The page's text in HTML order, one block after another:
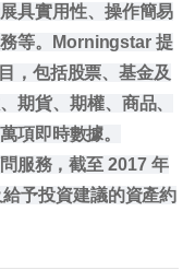
具實用性、操作簡易
等。Morningstar 提
，包括股票、基金及
期貨、期權、商品、
項即時數據。
服務，截至 2017 年
予投資建議的資產約